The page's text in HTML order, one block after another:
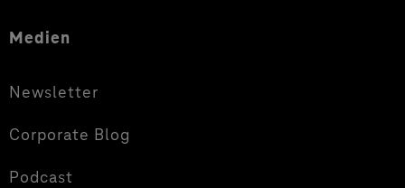
Medien
Newsletter
Corporate Blog
Podcast